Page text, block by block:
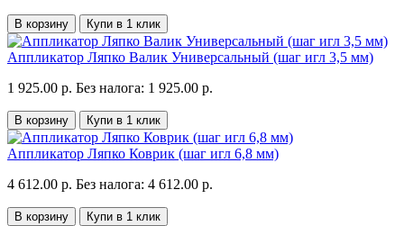
В корзину Купи в 1 клик
Аппликатор Ляпко Валик Универсальный (шаг игл 3,5 мм)
1 925.00 р. Без налога: 1 925.00 р.
В корзину Купи в 1 клик
Аппликатор Ляпко Коврик (шаг игл 6,8 мм)
4 612.00 р. Без налога: 4 612.00 р.
В корзину Купи в 1 клик